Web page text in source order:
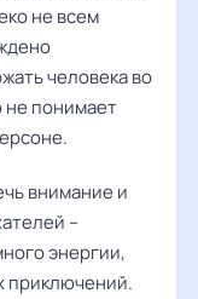
не всем
человека во
не понимает
внимание и
–
энергии,
приключений.